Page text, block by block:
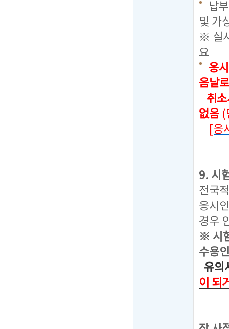
납
및 가
※ 실
요
응
음날
취소
없음 (
[응
9. 시
전국
응시
경우
※ 시
수용
유의
이 되